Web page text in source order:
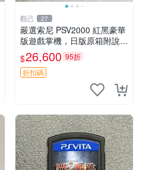
觀己 27
嚴選索尼 PSV2000 紅黑豪華
版遊戲掌機，日版原箱附說明
書 PSV2000 紅黑色 豪華版
日版 品牌 Sony
$26,600 95折
折扣碼